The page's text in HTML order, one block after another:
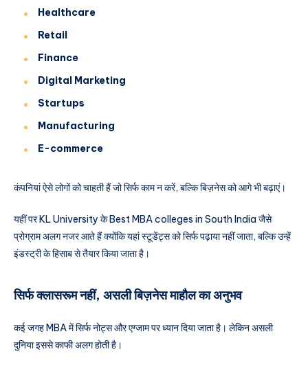
Healthcare
Retail
Finance
Digital Marketing
Startups
Manufacturing
E-commerce
कंपनियां ऐसे लोगों को चाहती हैं जो सिर्फ काम न करें, बल्कि बिज़नेस को आगे भी बढ़ाएं।
यहीं पर KL University के Best MBA colleges in South India जैसे
प्रोग्राम अलग नजर आते हैं क्योंकि यहां स्टूडेंट्स को सिर्फ पढ़ाया नहीं जाता, बल्कि उन्हें
इंडस्ट्री के हिसाब से तैयार किया जाता है।
सिर्फ क्लासरूम नहीं, असली बिज़नेस माहौल का अनुभव
कई जगह MBA में सिर्फ नोट्स और एग्जाम पर ध्यान दिया जाता है। लेकिन असली
दुनिया इससे काफी अलग होती है।